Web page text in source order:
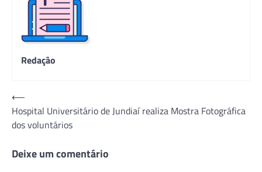
Redação
Navegação
de
Post
⟵
Hospital Universitário de Jundiaí realiza Mostra Fotográfica
dos voluntários
Deixe um comentário